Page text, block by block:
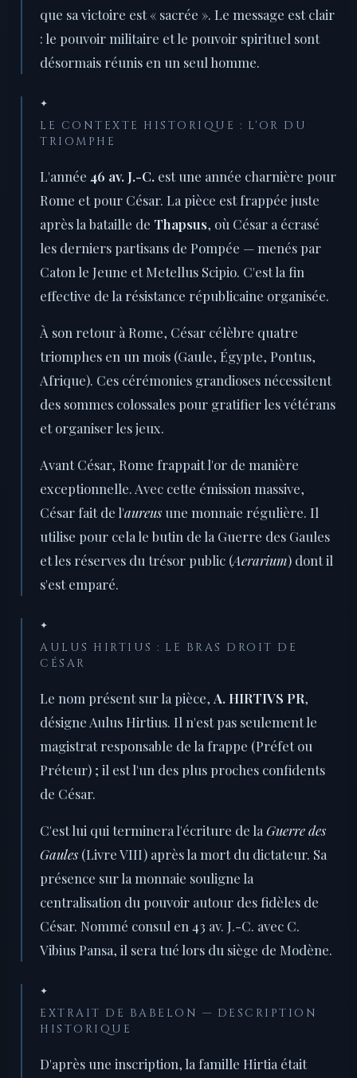
que sa victoire est « sacrée ». Le message est clair
: le pouvoir militaire et le pouvoir spirituel sont
désormais réunis en un seul homme.
✦
LE CONTEXTE HISTORIQUE : L'OR DU
TRIOMPHE
L'année 46 av. J.-C. est une année charnière pour
Rome et pour César. La pièce est frappée juste
après la bataille de Thapsus, où César a écrasé
les derniers partisans de Pompée — menés par
Caton le Jeune et Metellus Scipio. C'est la fin
effective de la résistance républicaine organisée.
À son retour à Rome, César célèbre quatre
triomphes en un mois (Gaule, Égypte, Pontus,
Afrique). Ces cérémonies grandioses nécessitent
des sommes colossales pour gratifier les vétérans
et organiser les jeux.
Avant César, Rome frappait l'or de manière
exceptionnelle. Avec cette émission massive,
César fait de l'aureus une monnaie régulière. Il
utilise pour cela le butin de la Guerre des Gaules
et les réserves du trésor public (Aerarium) dont il
s'est emparé.
✦
AULUS HIRTIUS : LE BRAS DROIT DE
CÉSAR
Le nom présent sur la pièce, A. HIRTIVS PR,
désigne Aulus Hirtius. Il n'est pas seulement le
magistrat responsable de la frappe (Préfet ou
Préteur) ; il est l'un des plus proches confidents
de César.
C'est lui qui terminera l'écriture de la Guerre des
Gaules (Livre VIII) après la mort du dictateur. Sa
présence sur la monnaie souligne la
centralisation du pouvoir autour des fidèles de
César. Nommé consul en 43 av. J.-C. avec C.
Vibius Pansa, il sera tué lors du siège de Modène.
✦
EXTRAIT DE BABELON — DESCRIPTION
HISTORIQUE
D'après une inscription, la famille Hirtia était